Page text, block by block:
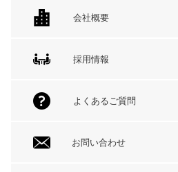
会社概要
採用情報
よくあるご質問
お問い合わせ